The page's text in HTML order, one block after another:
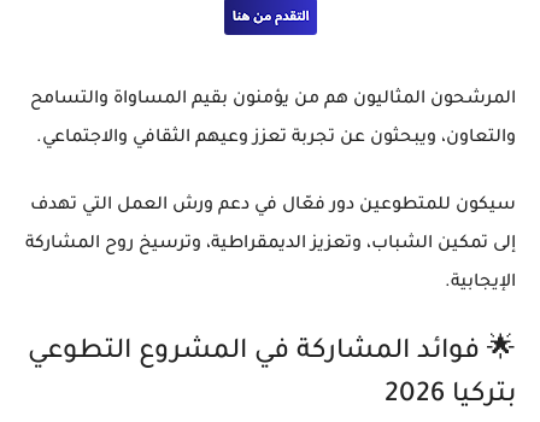
المرشحون المثاليون هم من يؤمنون بقيم المساواة والتسامح
والتعاون، ويبحثون عن تجربة تعزز وعيهم الثقافي والاجتماعي.
سيكون للمتطوعين دور فعّال في دعم ورش العمل التي تهدف
إلى تمكين الشباب، وتعزيز الديمقراطية، وترسيخ روح المشاركة
الإيجابية.
🌟 فوائد المشاركة في المشروع التطوعي
بتركيا 2026